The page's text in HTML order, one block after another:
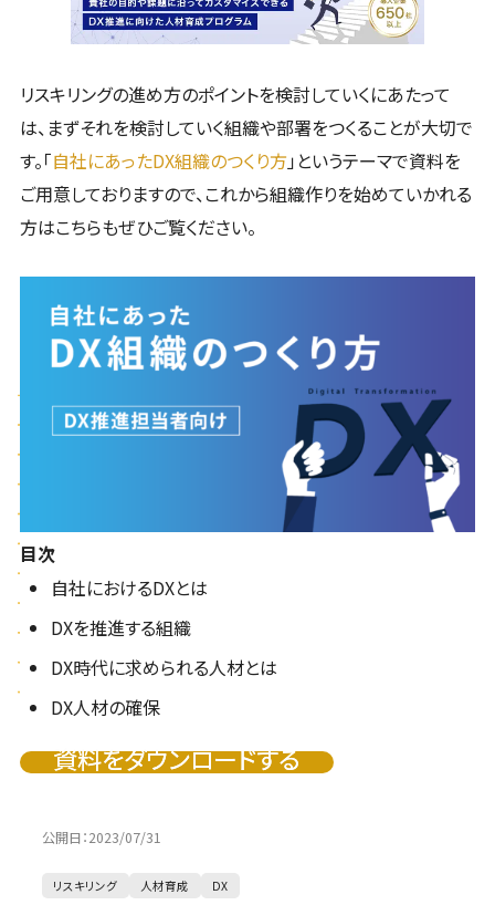
リスキリングの進め方のポイントを検討していくにあたって
は、まずそれを検討していく組織や部署をつくることが大切で
す。「自社にあったDX組織のつくり方」というテーマで資料を
ご用意しておりますので、これから組織作りを始めていかれる
方はこちらもぜひご覧ください。
目次
自社におけるDXとは
DXを推進する組織
DX時代に求められる人材とは
DX人材の確保
資料をダウンロードする
公開日：2023/07/31
リスキリング 人材育成 DX